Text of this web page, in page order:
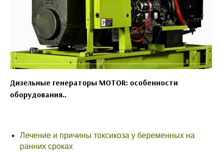
Дизельные генераторы MOTOR: особенности
оборудования..
Лечение и причины токсикоза у беременных на
ранних сроках